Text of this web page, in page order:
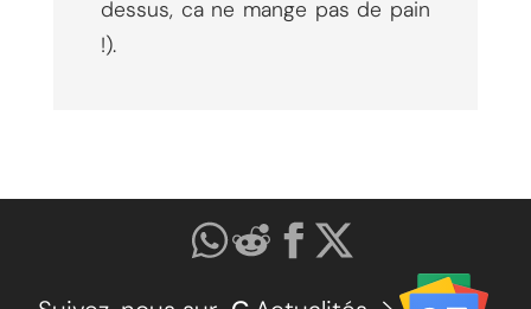
dessus, ca ne mange pas de pain
!).